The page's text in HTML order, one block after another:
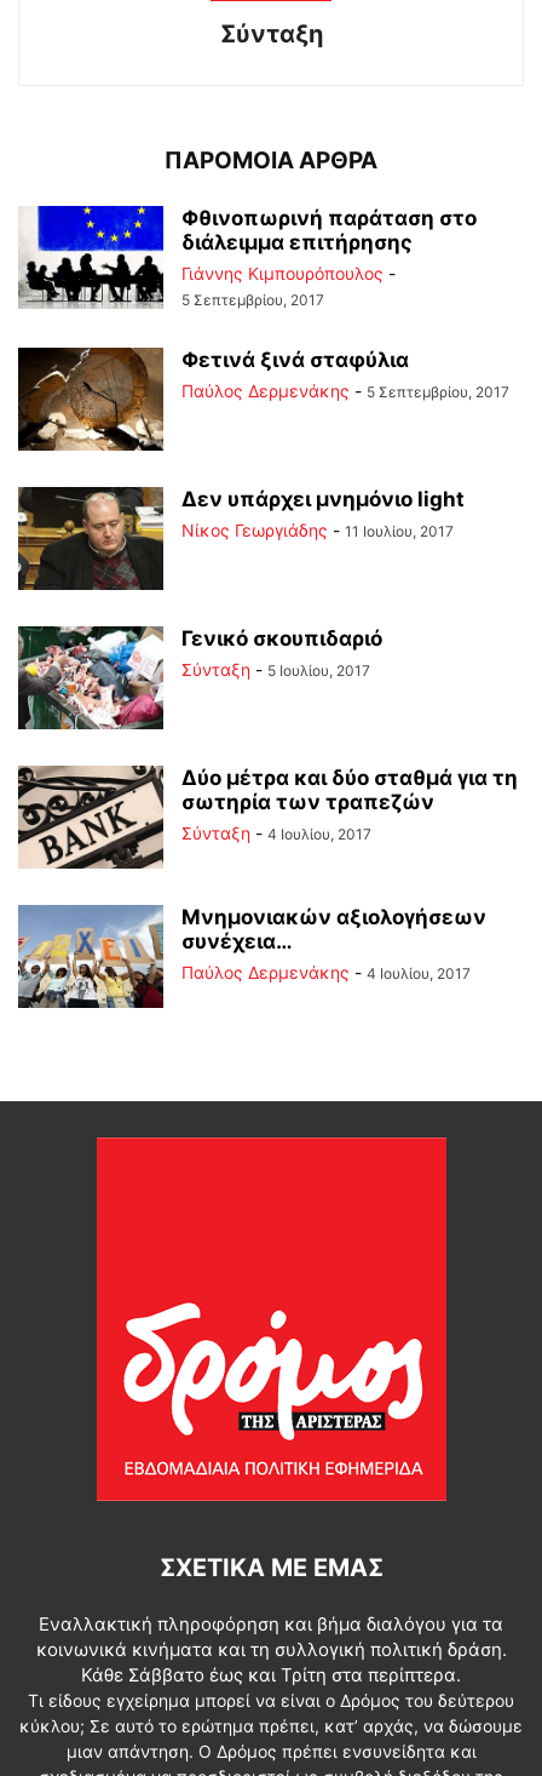
Σύνταξη
ΠΑΡΟΜΟΙΑ ΑΡΘΡΑ
Φθινοπωρινή παράταση στο
διάλειμμα επιτήρησης
Γιάννης Κιμπουρόπουλος -
5 Σεπτεμβρίου, 2017
Φετινά ξινά σταφύλια
Παύλος Δερμενάκης - 5 Σεπτεμβρίου, 2017
Δεν υπάρχει μνημόνιο light
Νίκος Γεωργιάδης - 11 Ιουλίου, 2017
Γενικό σκουπιδαριό
Σύνταξη - 5 Ιουλίου, 2017
Δύο μέτρα και δύο σταθμά για τη
σωτηρία των τραπεζών
Σύνταξη - 4 Ιουλίου, 2017
Μνημονιακών αξιολογήσεων
συνέχεια…
Παύλος Δερμενάκης - 4 Ιουλίου, 2017
ΣΧΕΤΙΚΆ ΜΕ ΕΜΆΣ
Εναλλακτική πληροφόρηση και βήμα διαλόγου για τα
κοινωνικά κινήματα και τη συλλογική πολιτική δράση.
Κάθε Σάββατο έως και Τρίτη στα περίπτερα.
Τι είδους εγχείρημα μπορεί να είναι ο Δρόμος του δεύτερου
κύκλου; Σε αυτό το ερώτημα πρέπει, κατ’ αρχάς, να δώσουμε
μιαν απάντηση. Ο Δρόμος πρέπει ενσυνείδητα και